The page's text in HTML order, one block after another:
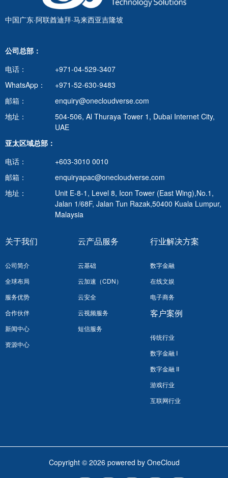
中国广东·阿联酋迪拜·马来西亚吉隆坡
公司总部：
电话：
+971-04-529-3407
WhatsApp：
+971-52-630-9483
邮箱：
enquiry@onecloudverse.com
地址：
504-506, Al Thuraya Tower 1, Dubai Internet City,
UAE
亚太区域总部：
电话：
+603-3010 0010
邮箱：
enquiryapac@onecloudverse.com
地址：
Unit E-8-1, Level 8, Icon Tower (East Wing),No.1,
Jalan 1/68F, Jalan Tun Razak,50400 Kuala Lumpur,
Malaysia
关于我们
公司简介
全球布局
服务优势
合作伙伴
新闻中心
资源中心
云产品服务
云基础
云加速（CDN）
云安全
云视频服务
短信服务
行业解决方案
数字金融
在线文娱
电子商务
客户案例
传统行业
数字金融 I
数字金融 II
游戏行业
互联网行业
Copyright © 2026 powered by OneCloud